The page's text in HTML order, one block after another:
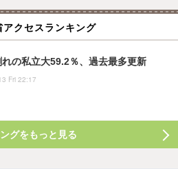
アクセスランキング
れの私立大59.2％、過去最多更新
Fri 22:17
グをもっと見る